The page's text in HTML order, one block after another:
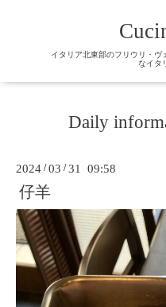
イタリア北東部のフリウリ・ヴ
なイタ
Daily
2024 /03 /31 09:58
仔羊